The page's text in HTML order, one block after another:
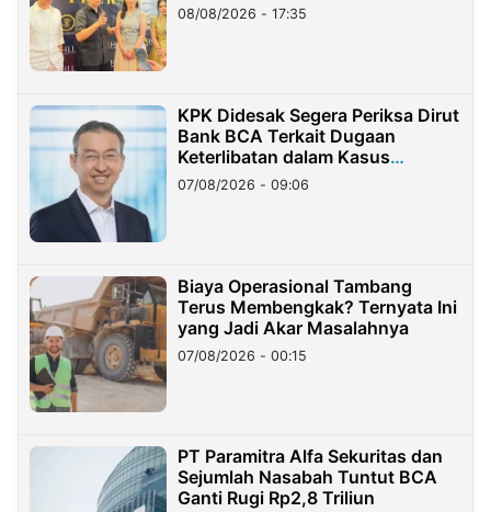
08/08/2026 - 17:35
KPK Didesak Segera Periksa Dirut
Bank BCA Terkait Dugaan
Keterlibatan dalam Kasus
Hilangnya Dana Nasabah Rp2,58
Miliar
07/08/2026 - 09:06
Biaya Operasional Tambang
Terus Membengkak? Ternyata Ini
yang Jadi Akar Masalahnya
07/08/2026 - 00:15
PT Paramitra Alfa Sekuritas dan
Sejumlah Nasabah Tuntut BCA
Ganti Rugi Rp2,8 Triliun